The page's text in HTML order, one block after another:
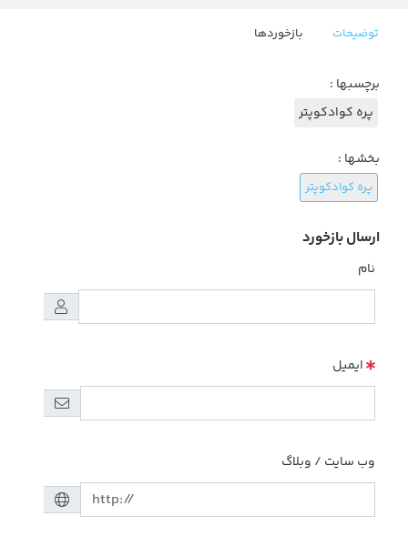
توضیحات بازخوردها
برچسبها :
پره کوادکوپتر
بخشها :
پره کوادکوپتر
ارسال بازخورد
نام
ایمیل
وب سایت / وبلاگ